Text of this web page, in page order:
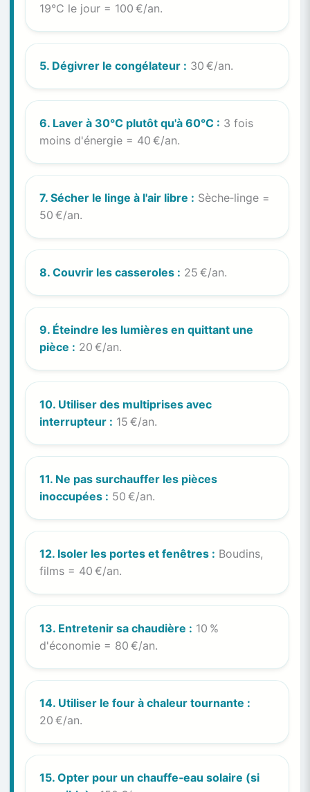
19°C le jour = 100 €/an.
5. Dégivrer le congélateur : 30 €/an.
6. Laver à 30°C plutôt qu'à 60°C : 3 fois
moins d'énergie = 40 €/an.
7. Sécher le linge à l'air libre : Sèche‑linge =
50 €/an.
8. Couvrir les casseroles : 25 €/an.
9. Éteindre les lumières en quittant une
pièce : 20 €/an.
10. Utiliser des multiprises avec
interrupteur : 15 €/an.
11. Ne pas surchauffer les pièces
inoccupées : 50 €/an.
12. Isoler les portes et fenêtres : Boudins,
films = 40 €/an.
13. Entretenir sa chaudière : 10 %
d'économie = 80 €/an.
14. Utiliser le four à chaleur tournante :
20 €/an.
15. Opter pour un chauffe‑eau solaire (si